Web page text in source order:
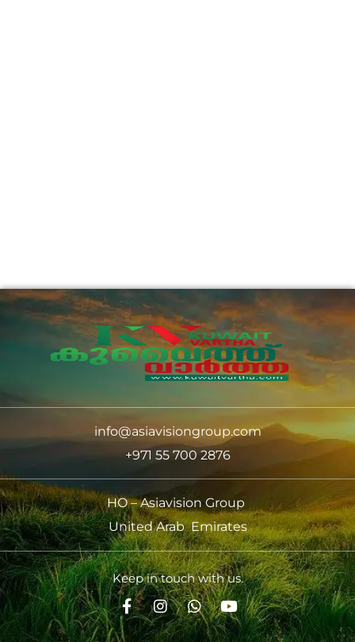
info@asiavisiongroup.com
+971 55 700 2876
HO – Asiavision Group
United Arab Emirates
Keep in touch with us.